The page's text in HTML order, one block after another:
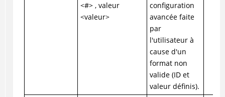
<#> , valeur
<valeur>
configuration
avancée faite
par
l'utilisateur à
cause d'un
format non
valide (ID et
valeur définis).